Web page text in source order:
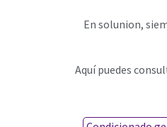
En solunion,
Aquí puedes